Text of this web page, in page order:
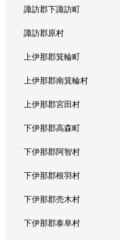
諏訪郡下諏訪町
諏訪郡原村
上伊那郡箕輪町
上伊那郡南箕輪村
上伊那郡宮田村
下伊那郡高森町
下伊那郡阿智村
下伊那郡根羽村
下伊那郡売木村
下伊那郡泰阜村